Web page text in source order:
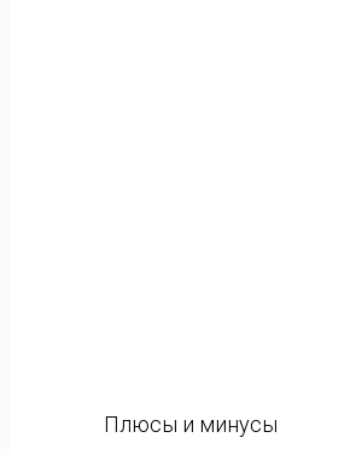
Плюсы и минусы